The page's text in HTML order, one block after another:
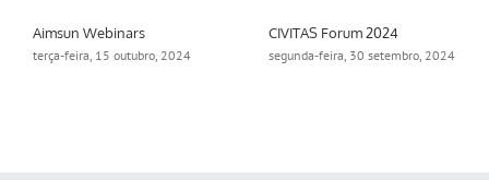
Aimsun Webinars
terça-feira, 15 outubro, 2024
CIVITAS Forum 2024
segunda-feira, 30 setembro, 2024